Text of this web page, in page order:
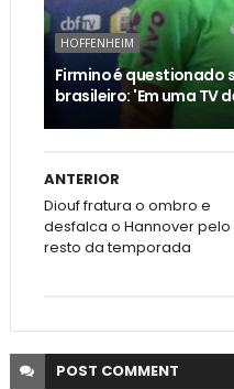
HOFFENHEIM
Firmino é questionado
brasileiro: 'Em uma TV
ANTERIOR
Diouf fratura o ombro e
desfalca o Hannover pelo
resto da temporada
POST COMMENT